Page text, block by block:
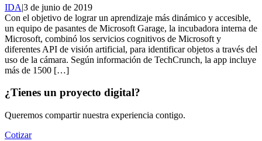
IDA|3 de junio de 2019
Con el objetivo de lograr un aprendizaje más dinámico y accesible,
un equipo de pasantes de Microsoft Garage, la incubadora interna de
Microsoft, combinó los servicios cognitivos de Microsoft y
diferentes API de visión artificial, para identificar objetos a través del
uso de la cámara. Según información de TechCrunch, la app incluye
más de 1500 […]
¿Tienes un proyecto digital?
Queremos compartir nuestra experiencia contigo.
Cotizar